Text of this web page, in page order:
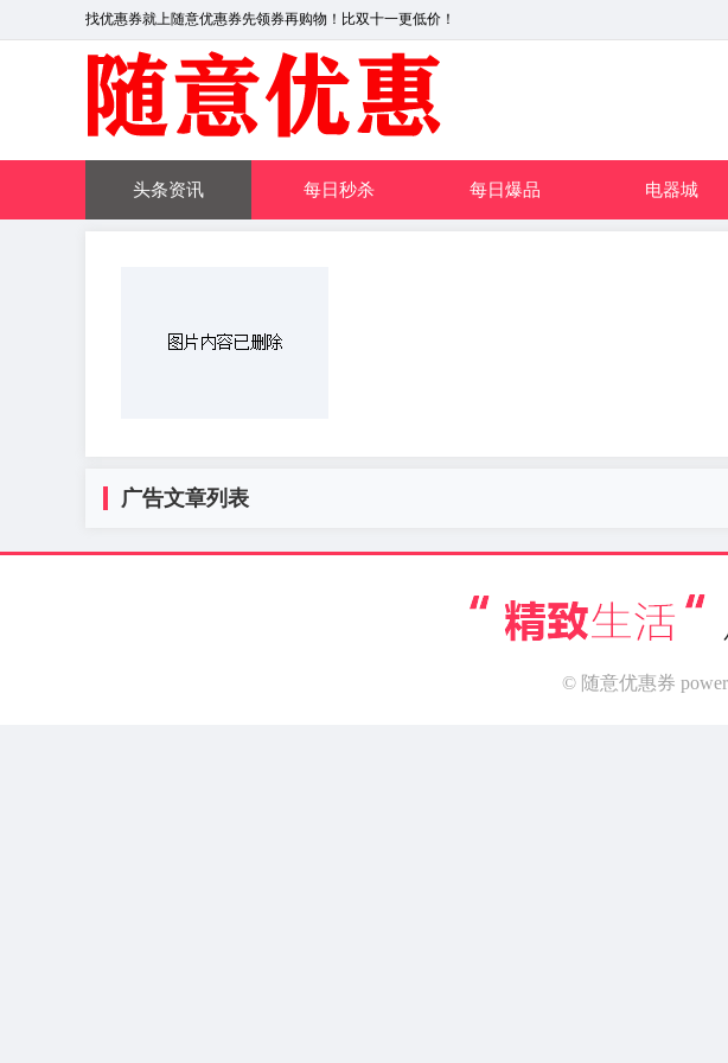
找优惠券就上随意优惠券先领券再购物！比双十一更低价！
头条资讯 每日秒杀 每日爆品 电器城
广告文章列表
© 随意优惠券 power